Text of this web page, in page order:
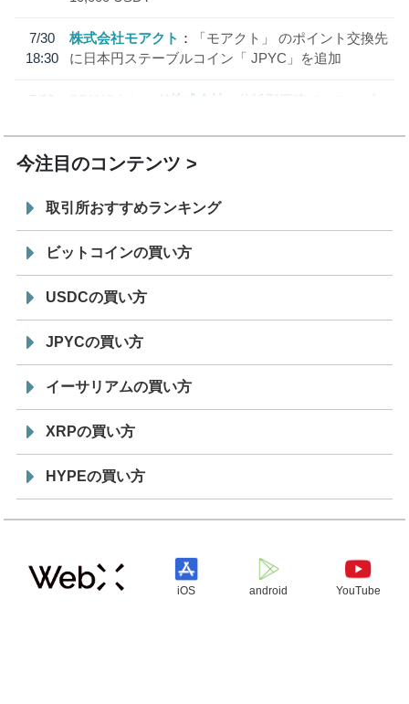
7/30
18:30
株式会社モアクト
「モアクト」 のポイント交換先
に日本円ステーブルコイン「 JPYC」を追加
7/29
SBI VCトレード株式会社
信託型円建てステーブル
今注目のコンテンツ
取引所おすすめランキング
ビットコインの買い方
USDCの買い方
JPYCの買い方
イーサリアムの買い方
XRPの買い方
HYPEの買い方
iOS android YouTube